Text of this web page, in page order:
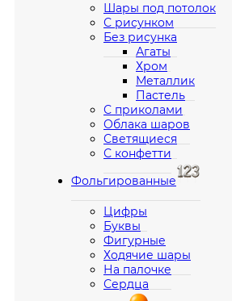
Шары под потолок
С рисунком
Без рисунка
Агаты
Хром
Металлик
Пастель
С приколами
Облака шаров
Светящиеся
С конфетти
Фольгированные
Цифры
Буквы
Фигурные
Ходячие шары
На палочке
Сердца